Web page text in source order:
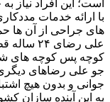
است؛ این افراد نیاز
با ارائه خدمات
های جراحی از آن ها
علی
كوچه پس كوچه های
جو علی رضاهای
جوانی و بدون هیچ
به این آینده سازان